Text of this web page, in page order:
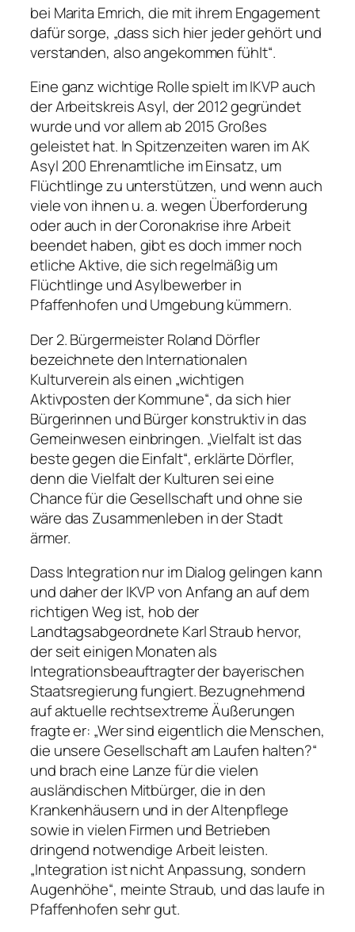
bei Marita Emrich, die mit ihrem Engagement
dafür sorge, „dass sich hier jeder gehört und
verstanden, also angekommen fühlt“.
Eine ganz wichtige Rolle spielt im IKVP auch
der Arbeitskreis Asyl, der 2012 gegründet
wurde und vor allem ab 2015 Großes
geleistet hat. In Spitzenzeiten waren im AK
Asyl 200 Ehrenamtliche im Einsatz, um
Flüchtlinge zu unterstützen, und wenn auch
viele von ihnen u. a. wegen Überforderung
oder auch in der Coronakrise ihre Arbeit
beendet haben, gibt es doch immer noch
etliche Aktive, die sich regelmäßig um
Flüchtlinge und Asylbewerber in
Pfaffenhofen und Umgebung kümmern.
Der 2. Bürgermeister Roland Dörfler
bezeichnete den Internationalen
Kulturverein als einen „wichtigen
Aktivposten der Kommune“, da sich hier
Bürgerinnen und Bürger konstruktiv in das
Gemeinwesen einbringen. „Vielfalt ist das
beste gegen die Einfalt“, erklärte Dörfler,
denn die Vielfalt der Kulturen sei eine
Chance für die Gesellschaft und ohne sie
wäre das Zusammenleben in der Stadt
ärmer.
Dass Integration nur im Dialog gelingen kann
und daher der IKVP von Anfang an auf dem
richtigen Weg ist, hob der
Landtagsabgeordnete Karl Straub hervor,
der seit einigen Monaten als
Integrationsbeauftragter der bayerischen
Staatsregierung fungiert. Bezugnehmend
auf aktuelle rechtsextreme Äußerungen
fragte er: „Wer sind eigentlich die Menschen,
die unsere Gesellschaft am Laufen halten?“
und brach eine Lanze für die vielen
ausländischen Mitbürger, die in den
Krankenhäusern und in der Altenpflege
sowie in vielen Firmen und Betrieben
dringend notwendige Arbeit leisten.
„Integration ist nicht Anpassung, sondern
Augenhöhe“, meinte Straub, und das laufe in
Pfaffenhofen sehr gut.